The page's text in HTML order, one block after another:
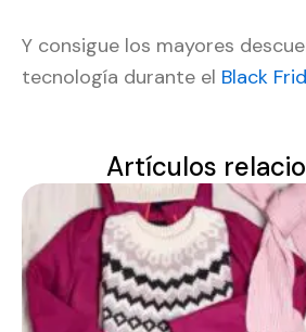
Y consigue los mayores
tecnología durante el Black
Artículos